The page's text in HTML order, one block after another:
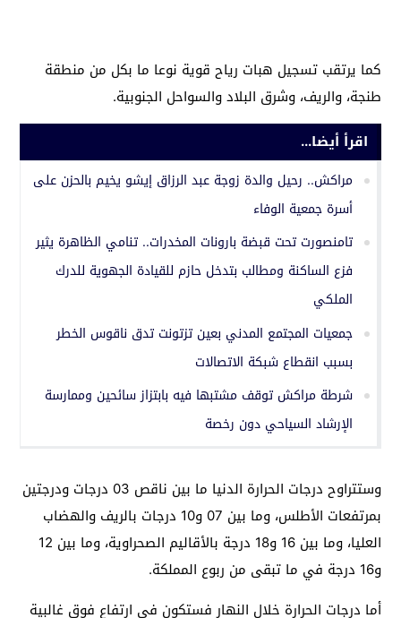
كما يرتقب تسجيل هبات رياح قوية نوعا ما بكل من منطقة
طنجة، والريف، وشرق البلاد والسواحل الجنوبية.
اقرأ أيضا...
مراكش.. رحيل والدة زوجة عبد الرزاق إيشو يخيم بالحزن على
أسرة جمعية الوفاء
تامنصورت تحت قبضة بارونات المخدرات.. تنامي الظاهرة يثير
فزع الساكنة ومطالب بتدخل حازم للقيادة الجهوية للدرك
الملكي
جمعيات المجتمع المدني بعين تزتونت تدق ناقوس الخطر
بسبب انقطاع شبكة الاتصالات
شرطة مراكش توقف مشتبها فيه بابتزاز سائحين وممارسة
الإرشاد السياحي دون رخصة
وستتراوح درجات الحرارة الدنيا ما بين ناقص 03 درجات ودرجتين
بمرتفعات الأطلس، وما بين 07 و10 درجات بالريف والهضاب
العليا، وما بين 16 و18 درجة بالأقاليم الصحراوية، وما بين 12
و16 درجة في ما تبقى من ربوع المملكة.
أما درجات الحرارة خلال النهار فستكون في ارتفاع فوق غالبية